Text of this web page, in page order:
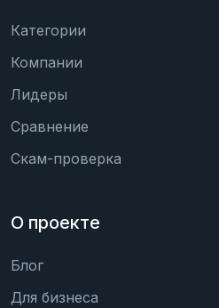
Категории
Компании
Лидеры
Сравнение
Скам-проверка
О проекте
Блог
Для бизнеса